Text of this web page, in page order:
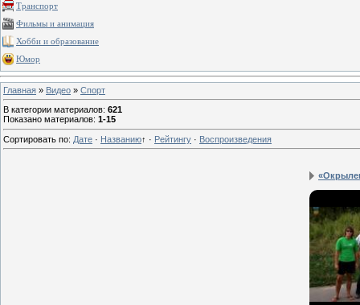
Транспорт
Фильмы и анимация
Хобби и образование
Юмор
Главная » Видео » Спорт
В категории материалов: 621
Показано материалов: 1-15
Сортировать по: Дате · Названию↑ · Рейтингу · Воспроизведения